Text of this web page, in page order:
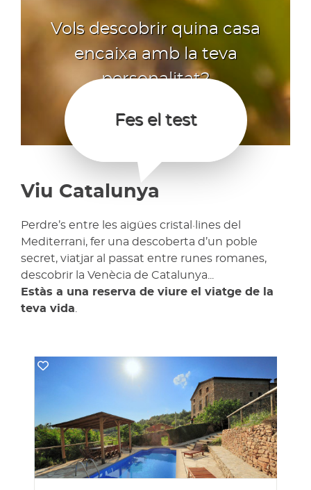
Vols descobrir quina casa
encaixa amb la teva
personalitat?
Fes el test
Viu Catalunya
Perdre’s entre les aigües cristal·lines del
Mediterrani, fer una descoberta d’un poble
secret, viatjar al passat entre runes romanes,
descobrir la Venècia de Catalunya...
Estàs a una reserva de viure el viatge de la
teva vida